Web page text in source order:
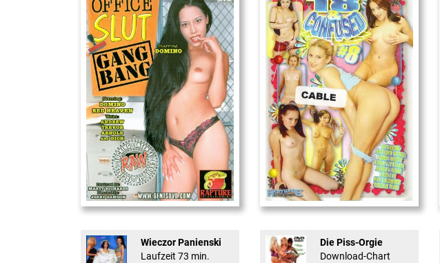
Office Slut Gangbang
Wieczor Panienski
Laufzeit 73 min.
18 And Confused #8 - ...
Die Piss-Orgie
Download-Chart